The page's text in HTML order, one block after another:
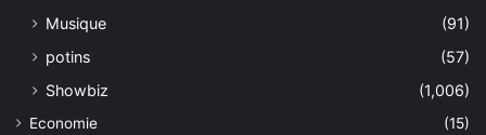
Musique
(91)
potins
(57)
Showbiz
(1,006)
Economie
(15)